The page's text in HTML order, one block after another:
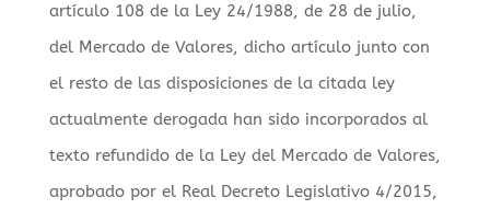
artículo 108 de la Ley 24/1988, de 28 de julio,
del Mercado de Valores, dicho artículo junto con
el resto de las disposiciones de la citada ley
actualmente derogada han sido incorporados al
texto refundido de la Ley del Mercado de Valores,
aprobado por el Real Decreto Legislativo 4/2015,